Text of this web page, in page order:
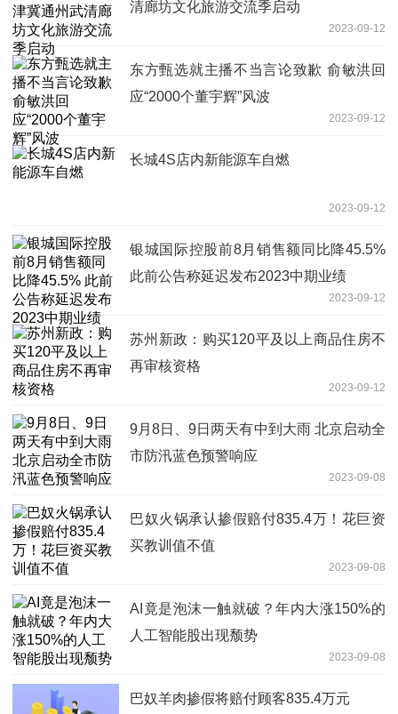
清廊坊文化旅游交流季启动
2023-09-12
东方甄选就主播不当言论致歉 俞敏洪回
应“2000个董宇辉”风波
2023-09-12
长城4S店内新能源车自燃
2023-09-12
银城国际控股前8月销售额同比降45.5%
此前公告称延迟发布2023中期业绩
2023-09-12
苏州新政：购买120平及以上商品住房不
再审核资格
2023-09-12
9月8日、9日两天有中到大雨 北京启动全
市防汛蓝色预警响应
2023-09-08
巴奴火锅承认掺假赔付835.4万！花巨资
买教训值不值
2023-09-08
AI竟是泡沫一触就破？年内大涨150%的
人工智能股出现颓势
2023-09-08
巴奴羊肉掺假将赔付顾客835.4万元